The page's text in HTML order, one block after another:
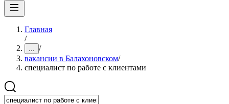
Главная
/
... /
вакансии в Балахоновском/
специалист по работе с клиентами